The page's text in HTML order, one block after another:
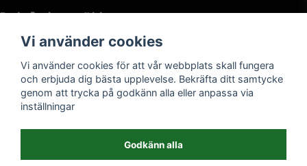
Betalningssätt
Vi använder cookies
Vi använder cookies för att vår webbplats skall fungera
och erbjuda dig bästa upplevelse. Bekräfta ditt samtycke
genom att trycka på godkänn alla eller anpassa via
inställningar
Godkänn alla